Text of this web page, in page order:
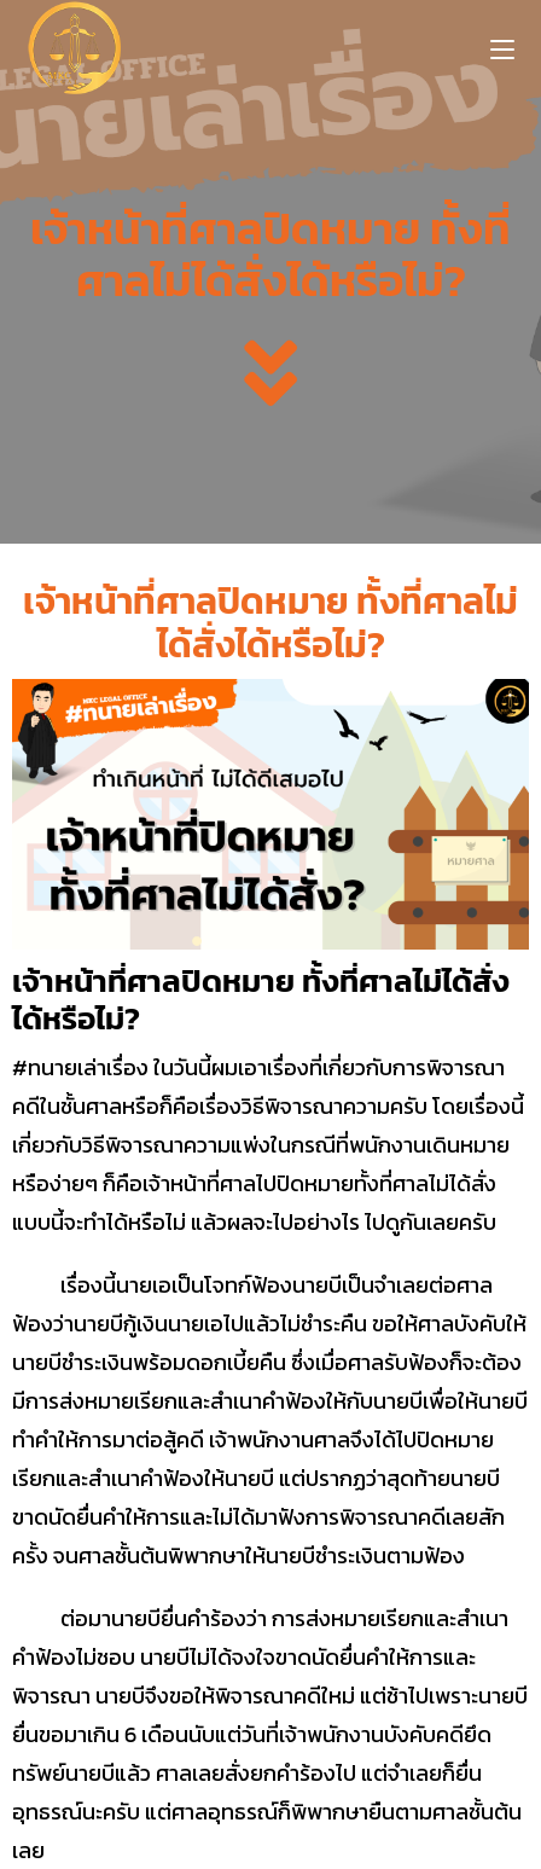
เจ้าหน้าที่ศาลปิดหมาย ทั้งที่
ศาลไม่ได้สั่งได้หรือไม่?
เจ้าหน้าที่ศาลปิดหมาย ทั้งที่ศาลไม่
ได้สั่งได้หรือไม่?
เจ้าหน้าที่ศาลปิดหมาย ทั้งที่ศาลไม่ได้สั่ง
ได้หรือไม่?
#ทนายเล่าเรื่อง ในวันนี้ผมเอาเรื่องที่เกี่ยวกับการพิจารณา
คดีในชั้นศาลหรือก็คือเรื่องวิธีพิจารณาความครับ โดยเรื่องนี้
เกี่ยวกับวิธีพิจารณาความแพ่งในกรณีที่พนักงานเดินหมาย
หรือง่ายๆ ก็คือเจ้าหน้าที่ศาลไปปิดหมายทั้งที่ศาลไม่ได้สั่ง
แบบนี้จะทำได้หรือไม่ แล้วผลจะไปอย่างไร ไปดูกันเลยครับ
เรื่องนี้นายเอเป็นโจทก์ฟ้องนายบีเป็นจำเลยต่อศาล
ฟ้องว่านายบีกู้เงินนายเอไปแล้วไม่ชำระคืน ขอให้ศาลบังคับให้
นายบีชำระเงินพร้อมดอกเบี้ยคืน ซึ่งเมื่อศาลรับฟ้องก็จะต้อง
มีการส่งหมายเรียกและสำเนาคำฟ้องให้กับนายบีเพื่อให้นายบี
ทำคำให้การมาต่อสู้คดี เจ้าพนักงานศาลจึงได้ไปปิดหมาย
เรียกและสำเนาคำฟ้องให้นายบี แต่ปรากฏว่าสุดท้ายนายบี
ขาดนัดยื่นคำให้การและไม่ได้มาฟังการพิจารณาคดีเลยสัก
ครั้ง จนศาลชั้นต้นพิพากษาให้นายบีชำระเงินตามฟ้อง
ต่อมานายบียื่นคำร้องว่า การส่งหมายเรียกและสำเนา
คำฟ้องไม่ชอบ นายบีไม่ได้จงใจขาดนัดยื่นคำให้การและ
พิจารณา นายบีจึงขอให้พิจารณาคดีใหม่ แต่ช้าไปเพราะนายบี
ยื่นขอมาเกิน 6 เดือนนับแต่วันที่เจ้าพนักงานบังคับคดียึด
ทรัพย์นายบีแล้ว ศาลเลยสั่งยกคำร้องไป แต่จำเลยก็ยื่น
อุทธรณ์นะครับ แต่ศาลอุทธรณ์ก็พิพากษายืนตามศาลชั้นต้น
เลย